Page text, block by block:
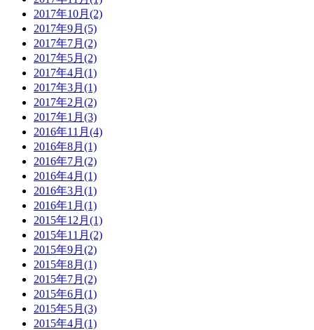
2017年10月(2)
2017年9月(5)
2017年7月(2)
2017年5月(2)
2017年4月(1)
2017年3月(1)
2017年2月(2)
2017年1月(3)
2016年11月(4)
2016年8月(1)
2016年7月(2)
2016年4月(1)
2016年3月(1)
2016年1月(1)
2015年12月(1)
2015年11月(2)
2015年9月(2)
2015年8月(1)
2015年7月(2)
2015年6月(1)
2015年5月(3)
2015年4月(1)